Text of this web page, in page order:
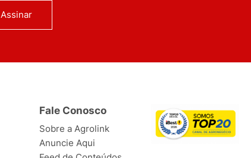
Assinar
Fale Conosco
Sobre a Agrolink
Anuncie Aqui